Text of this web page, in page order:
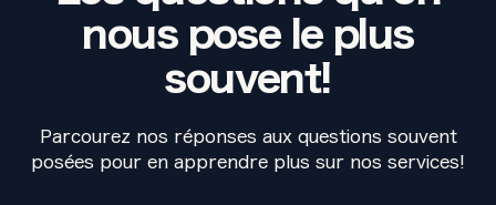
nous pose le plus
souvent!
Parcourez nos réponses aux questions souvent
posées pour en apprendre plus sur nos services!